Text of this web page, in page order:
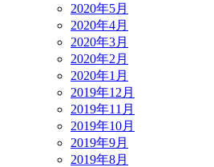
2020年5月
2020年4月
2020年3月
2020年2月
2020年1月
2019年12月
2019年11月
2019年10月
2019年9月
2019年8月